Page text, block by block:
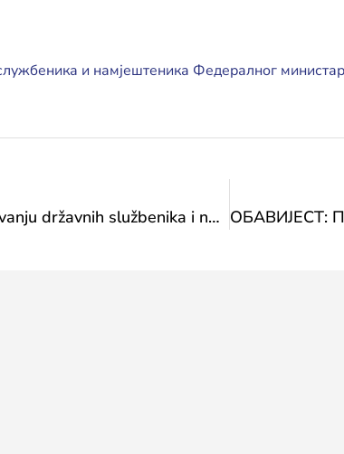
и намјештеника Федералног
Pravilnik o obrazovanju i usavršavanju državnih službenika i namještenika Federalnog ministarstva kulture i sporta